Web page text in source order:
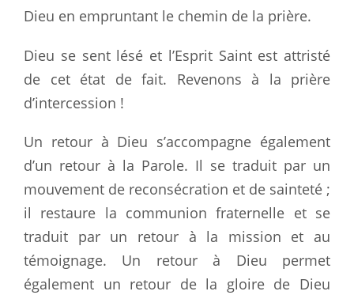
Dieu en empruntant le chemin de la prière.
Dieu se sent lésé et l’Esprit Saint est attristé
de cet état de fait. Revenons à la prière
d’intercession !
Un retour à Dieu s’accompagne également
d’un retour à la Parole. Il se traduit par un
mouvement de reconsécration et de sainteté ;
il restaure la communion fraternelle et se
traduit par un retour à la mission et au
témoignage. Un retour à Dieu permet
également un retour de la gloire de Dieu